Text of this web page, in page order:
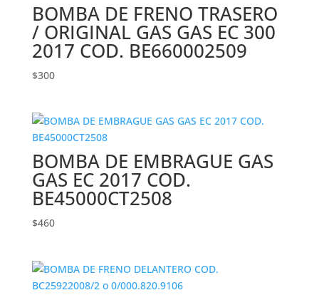
BOMBA DE FRENO TRASERO
/ ORIGINAL GAS GAS EC 300
2017 COD. BE660002509
$300
BOMBA DE EMBRAGUE GAS
GAS EC 2017 COD.
BE45000CT2508
$460